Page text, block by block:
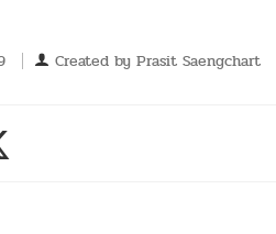
Created by Prasit Saengchart